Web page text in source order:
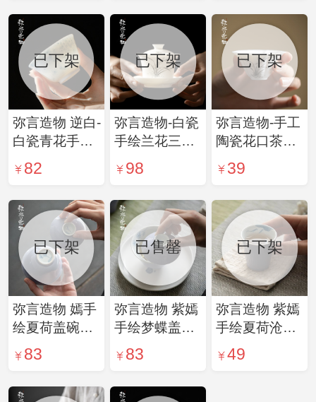
单杯
青花
已下架
弥言造物 逆白-
白瓷青花手绘
主人杯大号描
金茶杯薄胎釉
下彩品茗杯日
式小清新
82
已下架
弥言造物-白瓷
手绘兰花三才
盖碗大号家用
泡茶碗茶杯不
烫手功夫茶具
薄胎
98
已下架
弥言造物-手工
陶瓷花口茶杯
纯手绘兰花主
人杯家用品茗
杯日式功夫茶
具
39
已下架
弥言造物 嫣手
绘夏荷盖碗泡
茶盖碗家用盖
碗茶杯单个高
83
已售罄
弥言造物 紫嫣
手绘梦蝶盖碗
功夫茶盖碗防
烫三才盖碗斜
83
已下架
弥言造物 紫嫣
手绘夏荷沧澜
杯斜阳杯功夫
茶具泡茶杯品
49